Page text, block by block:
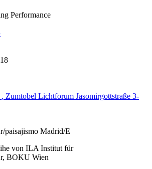
Performance
, Zumtobel Lichtforum Jasomirgottstraße 3-
paisajismo Madrid/E
von ILA Institut für
BOKU Wien